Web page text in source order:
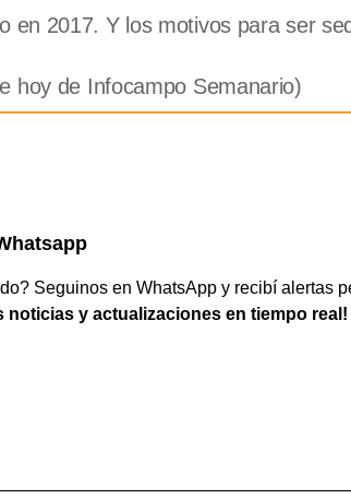
en 2017. Y los motivos para ser
hoy de Infocampo Semanario)
Seguinos en WhatsApp y recibí alertas
noticias y actualizaciones en tiempo real!